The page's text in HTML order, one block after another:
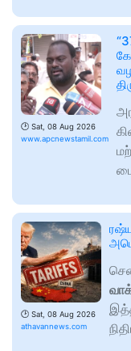
🕑 Sat, 08 Aug 2026
www.apcnewstamil.com
🕑 Sat, 08 Aug 2026
athavannews.com